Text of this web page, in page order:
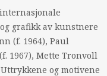
grafikk av kunstnere
(f. 1964), Paul
1967), Mette Tronvoll
og motivene